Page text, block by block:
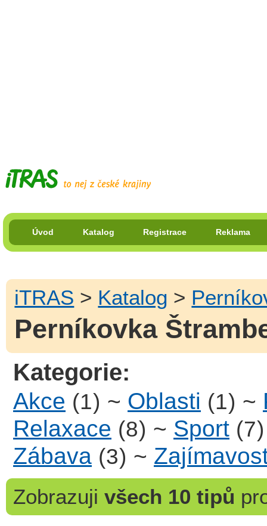
Úvod Katalog Registrace Reklama
iTRAS > Katalog >
Perníkovka
Kategorie:
Akce (1) ~ Oblasti (1) ~
Relaxace (8) ~ Sport (7)
Zábava (3) ~
Zobrazuji všech 10 tipů